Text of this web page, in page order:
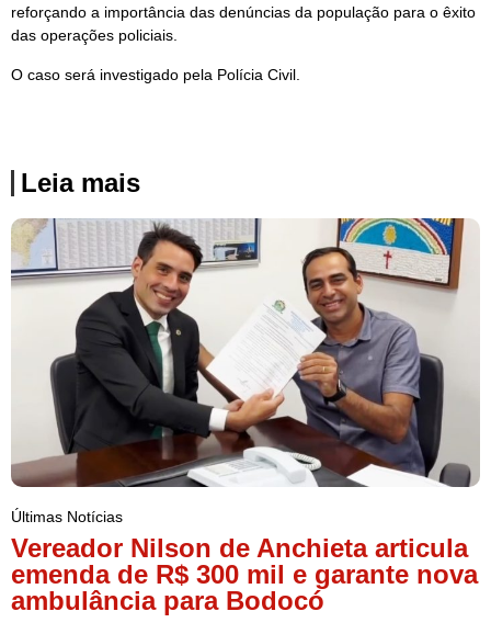
reforçando a importância das denúncias da população para o êxito
das operações policiais.
O caso será investigado pela Polícia Civil.
Leia mais
Últimas Notícias
Vereador Nilson de Anchieta articula
emenda de R$ 300 mil e garante nova
ambulância para Bodocó